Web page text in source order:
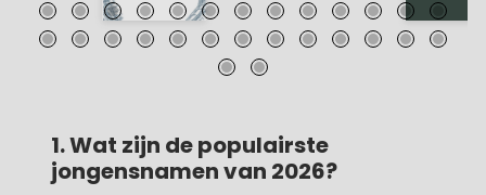
Een uniek handgetekend
1. Wat zijn de populairste
jongensnamen van 2026?